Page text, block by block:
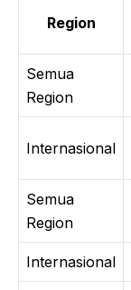
Region
Semua
Region
Internasional
Semua
Region
Internasional